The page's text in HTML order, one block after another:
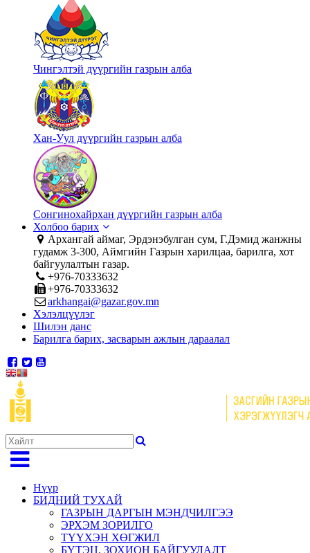
Чингэлтэй дүүргийн газрын алба
Хан-Уул дүүргийн газрын алба
Сонгинохайрхан дүүргийн газрын алба
Холбоо барих
Архангай аймаг, Эрдэнэбулган сум, Г.Дэмид жанжны
гудамж 3-300, Аймгийн Газрын харилцаа, барилга, хот
байгуулалтын газар.
+976-70333632
+976-70333632
arkhangai@gazar.gov.mn
Хэлэлцүүлэг
Шилэн данс
Барилга барих, засварын ажлын дараалал
Нүүр
БИДНИЙ ТУХАЙ
ГАЗРЫН ДАРГЫН МЭНДЧИЛГЭЭ
ЭРХЭМ ЗОРИЛГО
ТҮҮХЭН ХӨГЖИЛ
БҮТЭЦ, ЗОХИОН БАЙГУУЛАЛТ